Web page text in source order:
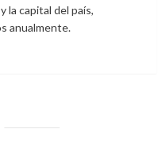
la capital del país,
anualmente.